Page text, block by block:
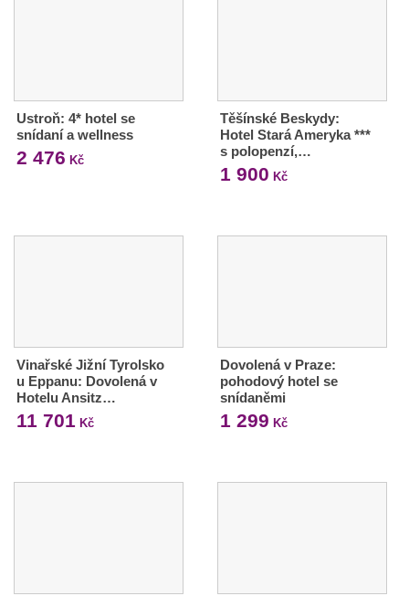
Ustroň: 4* hotel se
snídaní a wellness
2 476 Kč
Těšínské Beskydy:
Hotel Stará Ameryka ***
s polopenzí,…
1 900 Kč
Vinařské Jižní Tyrolsko
u Eppanu: Dovolená v
Hotelu Ansitz…
11 701 Kč
Dovolená v Praze:
pohodový hotel se
snídaněmi
1 299 Kč